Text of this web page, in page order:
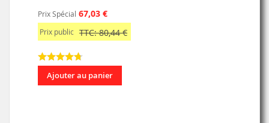
Prix Spécial 67,03 €
Prix public TTC: 80,44 €
Ajouter au panier